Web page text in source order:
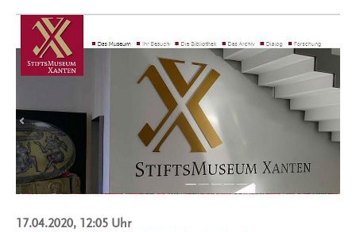
17.04.2020, 12:05 Uhr